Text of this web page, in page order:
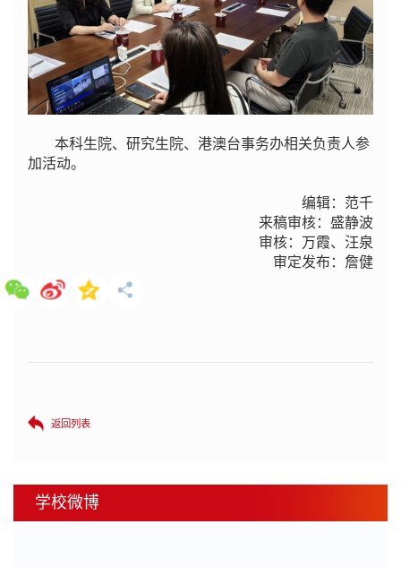
本科生院、研究生院、港澳台事务办相关负责人参
加活动。
编辑：范千
来稿审核：盛静波
审核：万霞、汪泉
审定发布：詹健
返回列表
学校微博